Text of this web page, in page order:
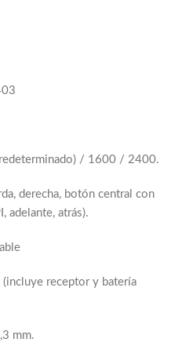
/ 1600 / 2400.
derecha, botón central con
adelante, atrás).
receptor y batería
mm.